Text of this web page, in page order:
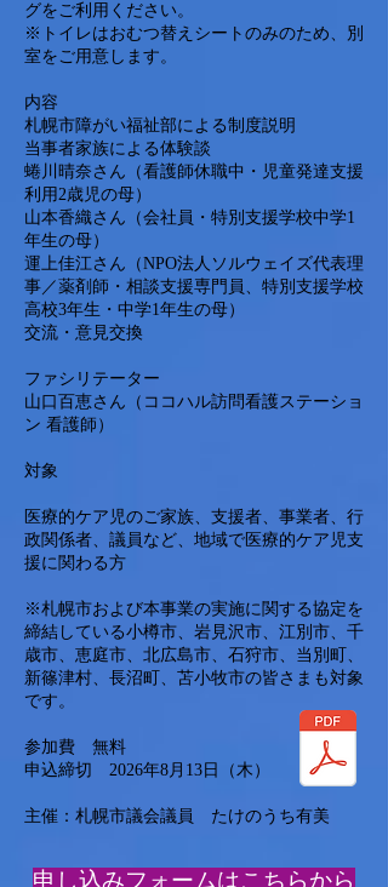
グをご利用ください。
※トイレはおむつ替えシートのみのため、別
室をご用意します。
内容
札幌市障がい福祉部による制度説明
当事者家族による体験談
蜷川晴奈さん（看護師休職中・児童発達支援
利用2歳児の母）
山本香織さん（会社員・特別支援学校中学1
年生の母）
運上佳江さん（NPO法人ソルウェイズ代表理
事／薬剤師・相談支援専門員、特別支援学校
高校3年生・中学1年生の母）
交流・意見交換
ファシリテーター
山口百恵さん（ココハル訪問看護ステーショ
ン 看護師）
対象
医療的ケア児のご家族、支援者、事業者、行
政関係者、議員など、地域で医療的ケア児支
援に関わる方
※札幌市および本事業の実施に関する協定を
締結している小樽市、岩見沢市、江別市、千
歳市、恵庭市、北広島市、石狩市、当別町、
新篠津村、長沼町、苫小牧市の皆さまも対象
です。
参加費 無料
申込締切 2026年8月13日（木）
主催：札幌市議会議員 たけのうち有美
​申し込みフォームはこちらから